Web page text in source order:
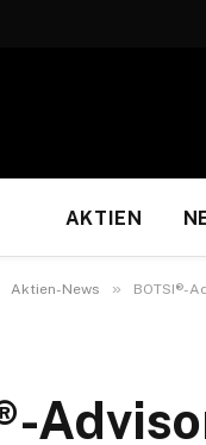
AKTIEN
Aktien-News » BOTSI®-